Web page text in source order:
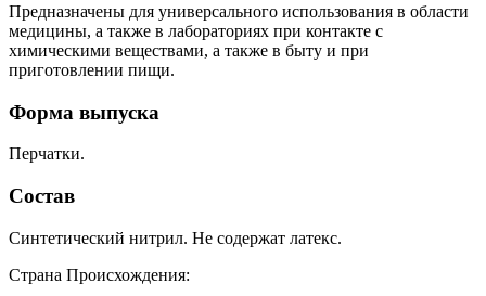
Предназначены для универсального использования в области
медицины, а также в лабораториях при контакте с
химическими веществами, а также в быту и при
приготовлении пищи.
Форма выпуска
Перчатки.
Состав
Синтетический нитрил. Не содержат латекс.
Страна Происхождения: